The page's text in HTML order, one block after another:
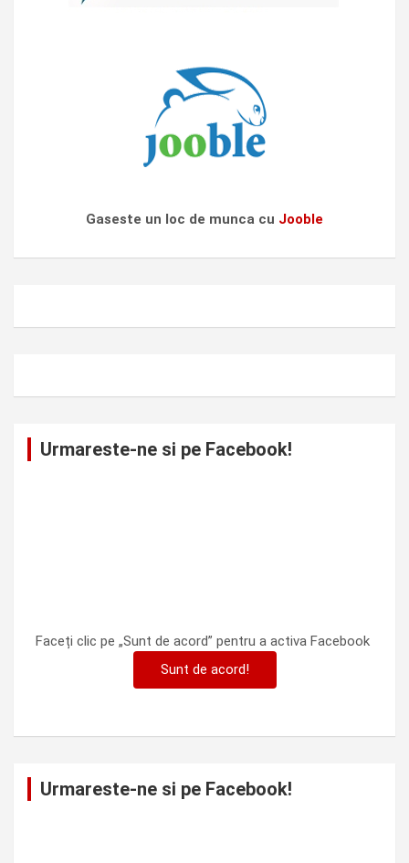
Gaseste un loc de munca cu Jooble
Urmareste-ne si pe Facebook!
Faceți clic pe „Sunt de acord” pentru a activa Facebook
Sunt de acord!
Urmareste-ne si pe Facebook!